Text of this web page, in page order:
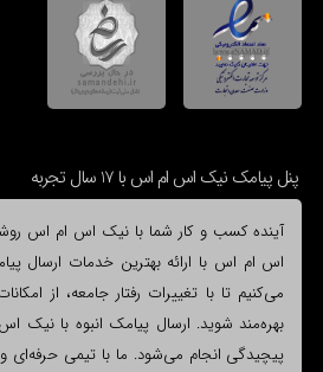
پنل پیامک نیک اس ام اس با 17 سال تجربه
آینده کسب و کار شما با نیک اس ام اس
اس ام اس با ارائه بهترین خدمات ارسال
می‌کنیم تا با تغییرات رفتار جامعه، از
بهره‌مند شوید. ارسال پیامک انبوه با
پیچیدگی انجام می‌شود. ما با تیمی حرفه‌ای